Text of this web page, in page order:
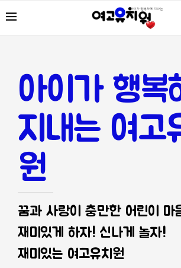
아이가 행복
지내는 여고
원
꿈과 사랑이 충만한 어린이 마
재미있게 하자! 신나게 놀자!
재미있는 여고유치원